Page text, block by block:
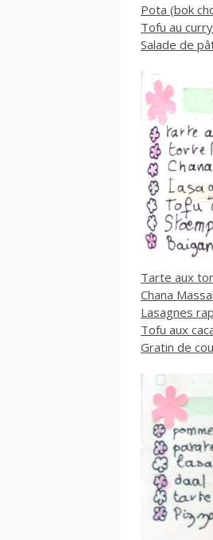
Pota (bok
Tofu au
Salade de
Tarte aux
Chana
Lasagnes
Tofu aux
Gratin de